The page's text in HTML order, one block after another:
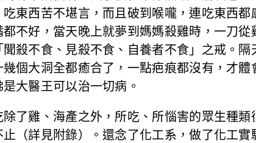
東西苦不堪言，而且破到喉嚨，連吃東西
不好，當天晚上就夢到媽媽殺雞時，一刀從
殺不食、見殺不食、自養者不食」之戒。
個大洞全都癒合了，一點疤痕都沒有，才
大醫王可以治一切病。
雞、海產之外，所吃、所惱害的眾生種類
（詳見附錄）。還念了化工系，做了化工